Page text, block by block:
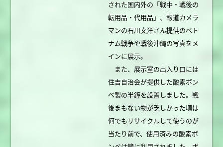
された国内外の「戦中・戦後の
転用品・代用品」、報道カメラ
マンの石川文洋さん提供のベト
ナム戦争や戦後沖縄の写真をメ
インに展示。
また、展示室の出入り口には
住吉自治会が提供した酸素ボン
ベ製の半鐘を設置しました。戦
後まもない物が乏しかった頃は
何でもリサイクルして使うのが
当たり前で、使用済みの酸素ボ